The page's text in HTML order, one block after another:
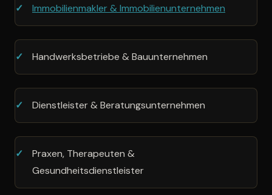
Immobilienmakler & Immobilienunternehmen
Handwerksbetriebe & Bauunternehmen
Dienstleister & Beratungsunternehmen
Praxen, Therapeuten &
Gesundheitsdienstleister